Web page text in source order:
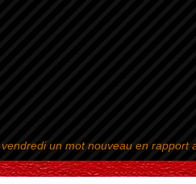
Aller au contenu|Aller au
un mot nouveau en